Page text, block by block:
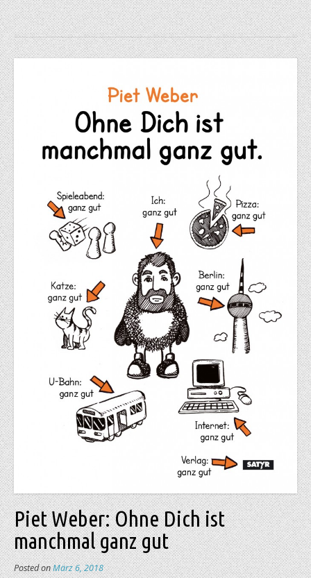
Piet Weber: Ohne Dich ist
manchmal ganz gut
Posted onMärz 6, 2018